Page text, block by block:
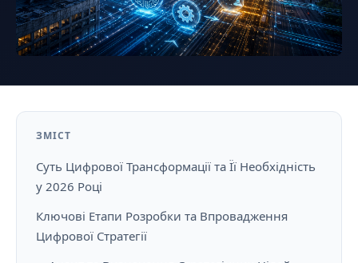
ЗМІСТ
Суть Цифрової Трансформації та Її Необхідність
у 2026 Році
Ключові Етапи Розробки та Впровадження
Цифрової Стратегії